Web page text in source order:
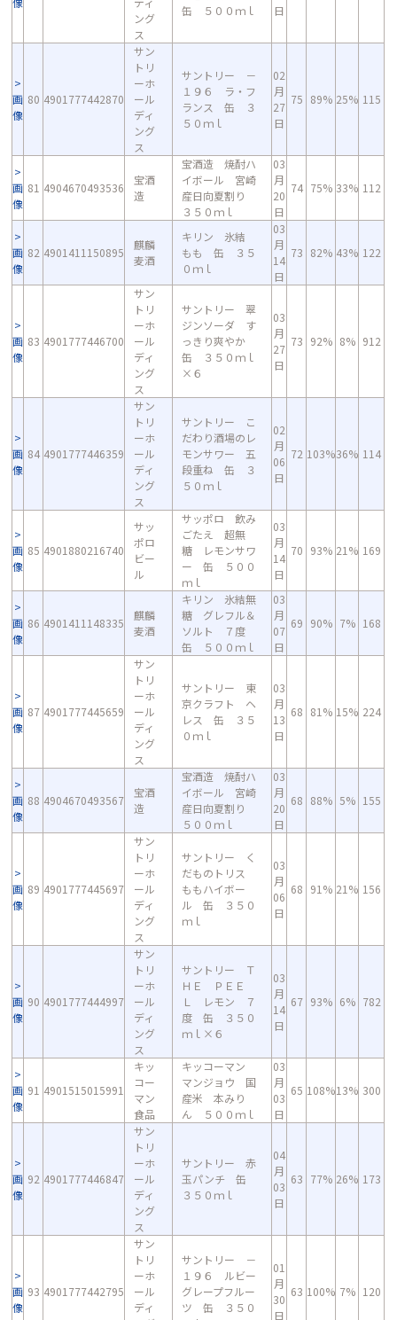
ング
ス
缶 ５００ｍｌ
日
画
像
80 4901777442870
サン
トリ
ーホ
ール
ディ
ング
ス
サントリー －
１９６ ラ・フ
ランス 缶 ３
５０ｍｌ
02
月
27
日
75 89% 25% 115
画
像
81 4904670493536
宝酒
造
宝酒造 焼酎ハ
イボール 宮崎
産日向夏割り
３５０ｍｌ
03
月
20
日
74 75% 33% 112
画
像
82 4901411150895
麒麟
麦酒
キリン 氷結
もも 缶 ３５
０ｍｌ
03
月
14
日
73 82% 43% 122
画
像
83 4901777446700
サン
トリ
ーホ
ール
ディ
ング
ス
サントリー 翠
ジンソーダ す
っきり爽やか
缶 ３５０ｍｌ
×６
03
月
27
日
73 92% 8% 912
画
像
84 4901777446359
サン
トリ
ーホ
ール
ディ
ング
ス
サントリー こ
だわり酒場のレ
モンサワー 五
段重ね 缶 ３
５０ｍｌ
02
月
06
日
72 103%36% 114
画
像
85 4901880216740
サッ
ポロ
ビー
ル
サッポロ 飲み
ごたえ 超無
糖 レモンサワ
ー 缶 ５００
ｍｌ
03
月
14
日
70 93% 21% 169
画
像
86 4901411148335
麒麟
麦酒
キリン 氷結無
糖 グレフル＆
ソルト ７度
缶 ５００ｍｌ
03
月
07
日
69 90% 7% 168
画
像
87 4901777445659
サン
トリ
ーホ
ール
ディ
ング
ス
サントリー 東
京クラフト ヘ
レス 缶 ３５
０ｍｌ
03
月
13
日
68 81% 15% 224
画
像
88 4904670493567
宝酒
造
宝酒造 焼酎ハ
イボール 宮崎
産日向夏割り
５００ｍｌ
03
月
20
日
68 88% 5% 155
画
像
89 4901777445697
サン
トリ
ーホ
ール
ディ
ング
ス
サントリー く
だものトリス
ももハイボー
ル 缶 ３５０
ｍｌ
03
月
06
日
68 91% 21% 156
画
像
90 4901777444997
サン
トリ
ーホ
ール
ディ
ング
ス
サントリー Ｔ
ＨＥ ＰＥＥ
Ｌ レモン ７
度 缶 ３５０
ｍｌ×６
03
月
14
日
67 93% 6% 782
画
像
91 4901515015991
キッ
コー
マン
食品
キッコーマン
マンジョウ 国
産米 本みり
ん ５００ｍｌ
03
月
03
日
65 108%13% 300
画
像
92 4901777446847
サン
トリ
ーホ
ール
ディ
ング
ス
サントリー 赤
玉パンチ 缶
３５０ｍｌ
04
月
03
日
63 77% 26% 173
画
像
93 4901777442795
サン
トリ
ーホ
ール
ディ
サントリー －
１９６ ルビー
グレープフルー
ツ 缶 ３５０
01
月
30
日
63 100% 7% 120